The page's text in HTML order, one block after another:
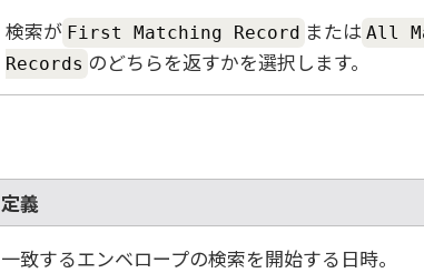
検索が First Matching Record または All
Records のどちらを返すかを選択します。
定義
一致するエンベロープの検索を開始する日時。